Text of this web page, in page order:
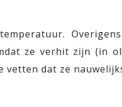
ze verhit zijn (in
dat ze